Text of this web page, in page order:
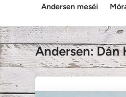
Andersen meséi
Andersen: Dán